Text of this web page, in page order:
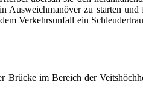
zu starten
Verkehrsunfall ein
im Bereich der